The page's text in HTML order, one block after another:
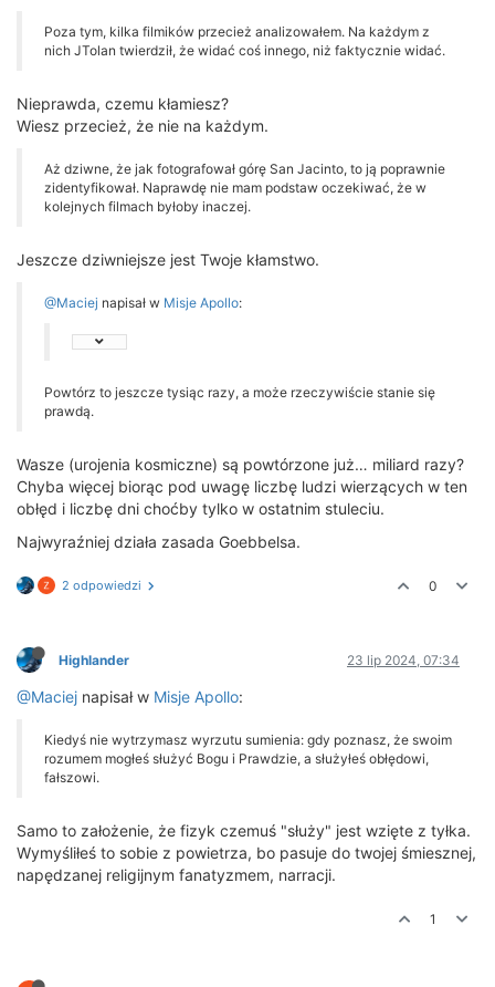
Poza tym, kilka filmików przecież analizowałem. Na każdym z
nich JTolan twierdził, że widać coś innego, niż faktycznie widać.
Nieprawda, czemu kłamiesz?
Wiesz przecież, że nie na każdym.
Aż dziwne, że jak fotografował górę San Jacinto, to ją poprawnie
zidentyfikował. Naprawdę nie mam podstaw oczekiwać, że w
kolejnych filmach byłoby inaczej.
Jeszcze dziwniejsze jest Twoje kłamstwo.
@Maciej napisał w Misje Apollo:
Powtórz to jeszcze tysiąc razy, a może rzeczywiście stanie się
prawdą.
Wasze (urojenia kosmiczne) są powtórzone już… miliard razy?
Chyba więcej biorąc pod uwagę liczbę ludzi wierzących w ten
obłęd i liczbę dni choćby tylko w ostatnim stuleciu.
Najwyraźniej działa zasada Goebbelsa.
2 odpowiedzi 0
Highlander 23 lip 2024, 07:34
@Maciej napisał w Misje Apollo:
Kiedyś nie wytrzymasz wyrzutu sumienia: gdy poznasz, że swoim
rozumem mogłeś służyć Bogu i Prawdzie, a służyłeś obłędowi,
fałszowi.
Samo to założenie, że fizyk czemuś "służy" jest wzięte z tyłka.
Wymyśliłeś to sobie z powietrza, bo pasuje do twojej śmiesznej,
napędzanej religijnym fanatyzmem, narracji.
1